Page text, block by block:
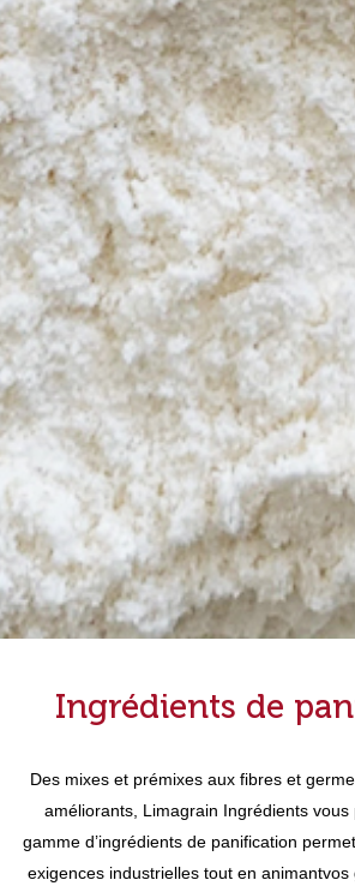
Ingrédients de
Grains soufflés &
Ingrédients Feed &
Ingrédients de
Des mixes et prémixes aux fibres et
améliorants, Limagrain Ingrédients
gamme d’ingrédients de panification
exigences industrielles tout en animantvos